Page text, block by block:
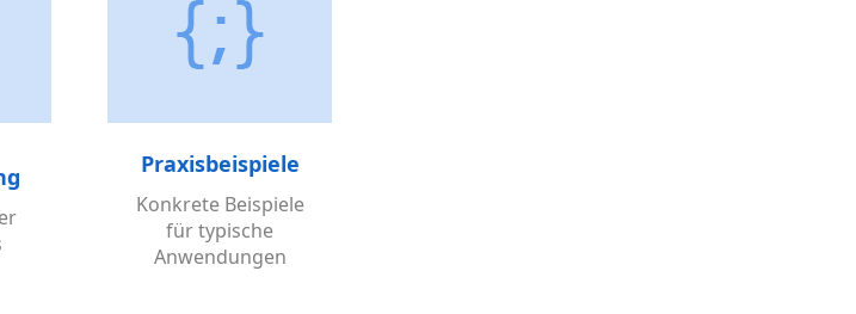
Praxisbeispiele
Konkrete Beispiele
für typische
Anwendungen